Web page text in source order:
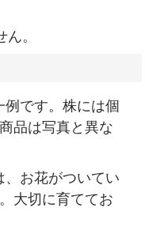
。
です。株には個
品は写真と異な
お花がついてい
大切に育ててお